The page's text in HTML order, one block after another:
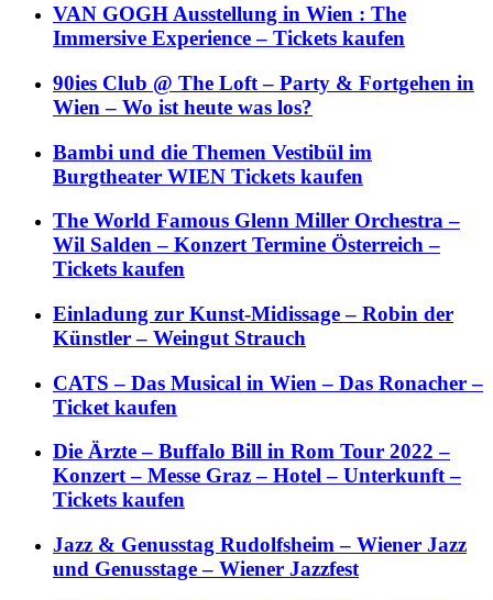
VAN GOGH Ausstellung in Wien : The
Immersive Experience – Tickets kaufen
90ies Club @ The Loft – Party & Fortgehen in
Wien – Wo ist heute was los?
Bambi und die Themen Vestibül im
Burgtheater WIEN Tickets kaufen
The World Famous Glenn Miller Orchestra –
Wil Salden – Konzert Termine Österreich –
Tickets kaufen
Einladung zur Kunst-Midissage – Robin der
Künstler – Weingut Strauch
CATS – Das Musical in Wien – Das Ronacher –
Ticket kaufen
Die Ärzte – Buffalo Bill in Rom Tour 2022 –
Konzert – Messe Graz – Hotel – Unterkunft –
Tickets kaufen
Jazz & Genusstag Rudolfsheim – Wiener Jazz
und Genusstage – Wiener Jazzfest